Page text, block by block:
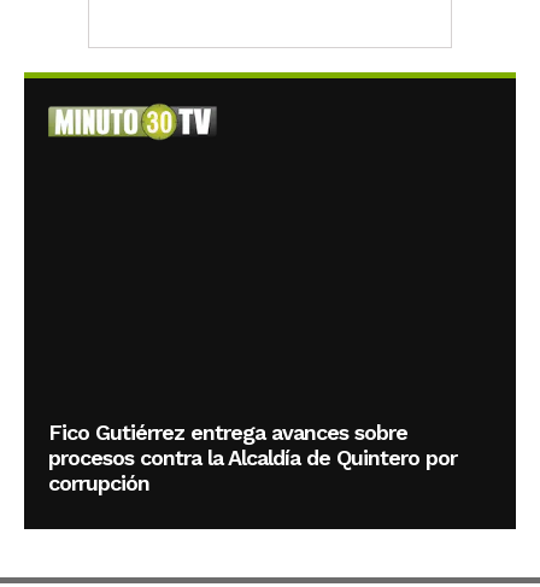
Fico Gutiérrez entrega avances sobre
procesos contra la Alcaldía de Quintero por
corrupción